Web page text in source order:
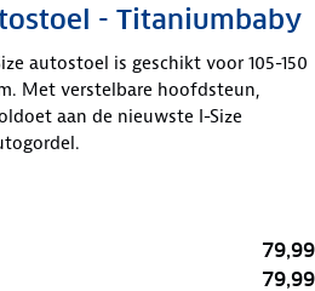
- Titaniumbaby
autostoel is geschikt voor 105-150
Met verstelbare hoofdsteun,
aan de nieuwste I-Size
79,99
79,99